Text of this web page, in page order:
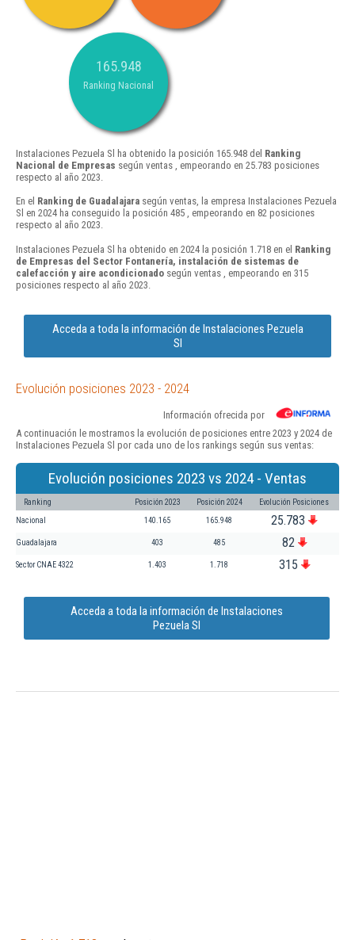
165.948
Ranking Nacional
Instalaciones Pezuela Sl ha obtenido la posición 165.948 del Ranking
Nacional de Empresas según ventas , empeorando en 25.783 posiciones
respecto al año 2023.
En el Ranking de Guadalajara según ventas, la empresa Instalaciones Pezuela
Sl en 2024 ha conseguido la posición 485 , empeorando en 82 posiciones
respecto al año 2023.
Instalaciones Pezuela Sl ha obtenido en 2024 la posición 1.718 en el Ranking
de Empresas del Sector Fontanería, instalación de sistemas de
calefacción y aire acondicionado según ventas , empeorando en 315
posiciones respecto al año 2023.
Acceda a toda la información de Instalaciones Pezuela
Sl
Evolución posiciones 2023 - 2024
Información ofrecida por
A continuación le mostramos la evolución de posiciones entre 2023 y 2024 de
Instalaciones Pezuela Sl por cada uno de los rankings según sus ventas:
Evolución posiciones 2023 vs 2024 - Ventas
Ranking Posición 2023 Posición 2024 Evolución Posiciones
Nacional 140.165 165.948 25.783
Guadalajara 403 485 82
Sector CNAE 4322 1.403 1.718 315
Acceda a toda la información de Instalaciones
Pezuela Sl